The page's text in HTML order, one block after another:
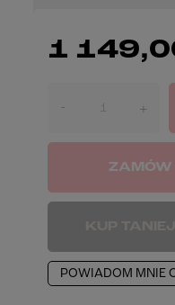
1
- +
ZAMÓW
POWIADOM MNIE